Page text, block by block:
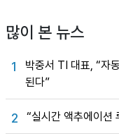
많이 본 뉴스
1
박중서 TI 대표, “자
된다”
2 “실시간 액추에이션